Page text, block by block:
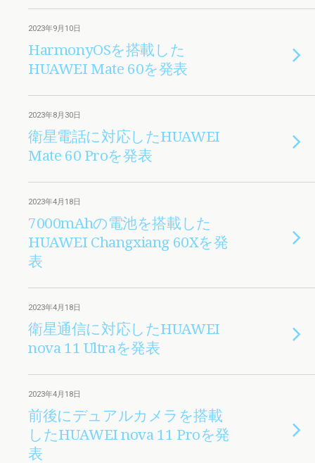
2023年9月10日
HarmonyOSを搭載した
HUAWEI Mate 60を発表
2023年8月30日
衛星電話に対応したHUAWEI
Mate 60 Proを発表
2023年4月18日
7000mAhの電池を搭載した
HUAWEI Changxiang 60Xを発
表
2023年4月18日
衛星通信に対応したHUAWEI
nova 11 Ultraを発表
2023年4月18日
前後にデュアルカメラを搭載
したHUAWEI nova 11 Proを発
表